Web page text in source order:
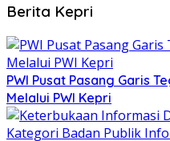
Berita Kepri
PWI Pusat Pasang Garis
Melalui PWI Kepri